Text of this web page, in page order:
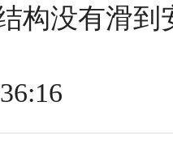
构没有滑